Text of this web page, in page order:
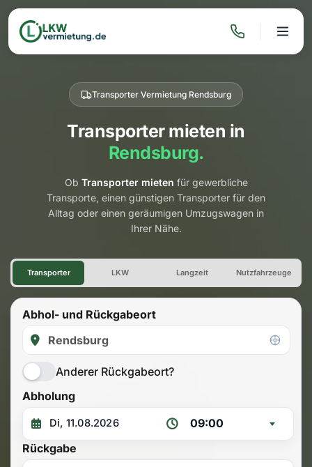
Transporter Vermietung Rendsburg
Transporter mieten in
Rendsburg.
Ob Transporter mieten für gewerbliche
Transporte, einen günstigen Transporter für den
Alltag oder einen geräumigen Umzugswagen in
Ihrer Nähe.
Transporter Vermietung
Transporter LKW Langzeit Nutzfahrzeuge
Abhol- und Rückgabeort
Anderer Rückgabeort?
Abholung
09:00
Rückgabe